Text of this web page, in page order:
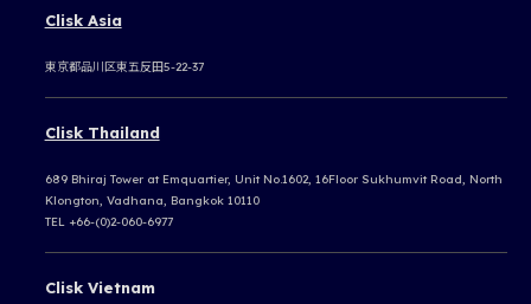
Clisk Asia
東京都品川区東五反田5-22-37
Clisk Thailand
689 Bhiraj Tower at Emquartier, Unit No.1602, 16Floor Sukhumvit Road, North
Klongton, Vadhana, Bangkok 10110
TEL +66-(0)2-060-6977
Clisk Vietnam